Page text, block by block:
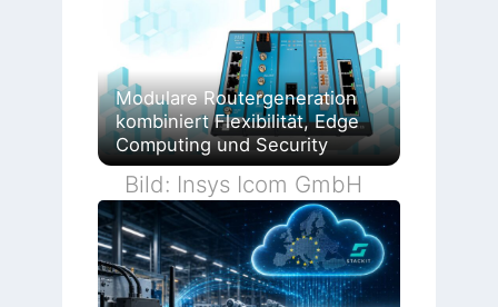
Modulare Routergeneration
kombiniert Flexibilität, Edge
Computing und Security
Bild: Insys Icom GmbH